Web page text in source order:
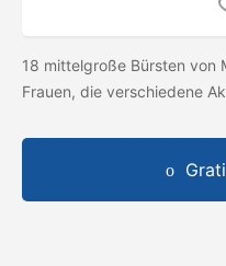
18 mittelgroße Bürsten von
Frauen, die verschiedene